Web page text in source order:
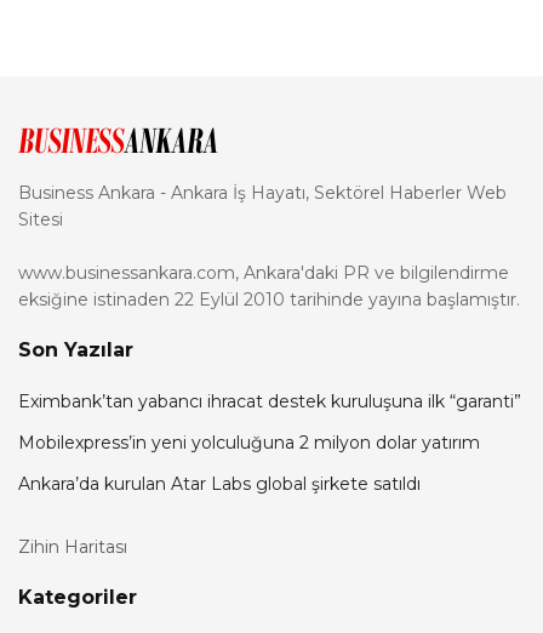
Business Ankara - Ankara İş Hayatı, Sektörel Haberler Web
Sitesi
www.businessankara.com, Ankara'daki PR ve bilgilendirme
eksiğine istinaden 22 Eylül 2010 tarihinde yayına başlamıştır.
Son Yazılar
Eximbank’tan yabancı ihracat destek kuruluşuna ilk “garanti”
Mobilexpress’in yeni yolculuğuna 2 milyon dolar yatırım
Ankara’da kurulan Atar Labs global şirkete satıldı
Zihin Haritası
Kategoriler